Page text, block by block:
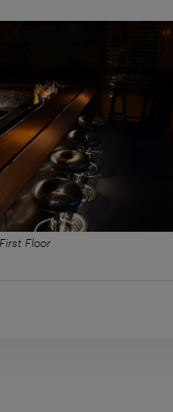
Floor